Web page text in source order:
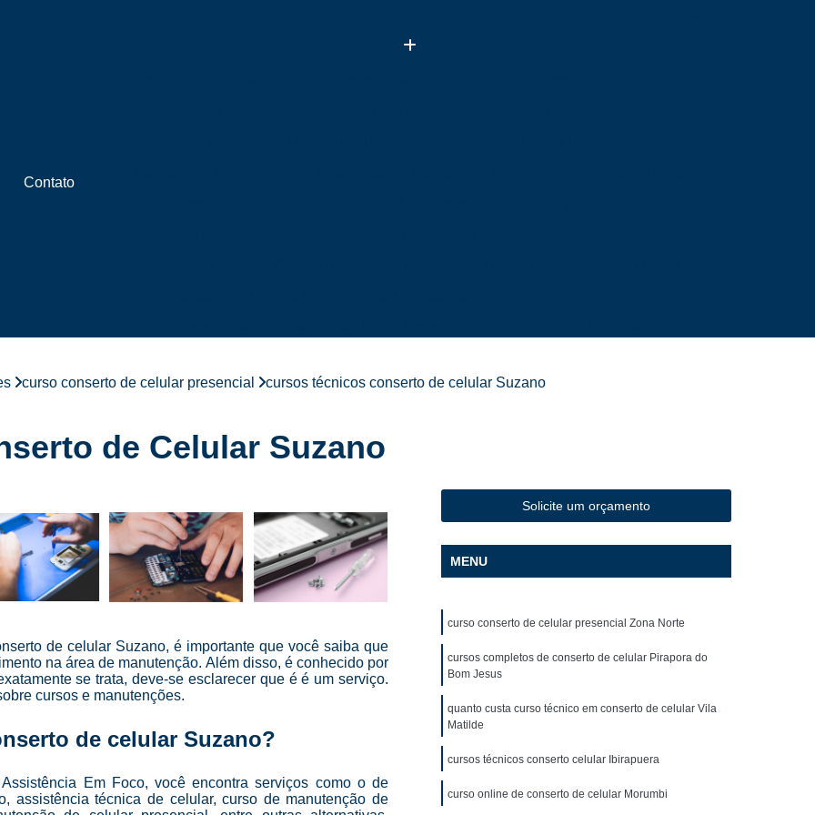
Contato
Assistência Técnica de Celular Próximo a Mim
Assistência Técnica Samsung Celular
Conserto de Celular em SP
Conserto de Celular Perto de Mim
Conserto de Celular Samsung
Conserto de Tela de Celular
Conserto Tela Celular
Conserto de Iphone
Conserto de Tela de Iphone
Conserto Face Id Iphone X
Conserto Iphone
Conserto Iphone em São Paulo
Conserto Iphone em SP
Conserto Tela Iphone
Conserto Tela Iphone 6
Conserto Tela Iphone X
Conserto Traseira Iphone 8
Conserto de Celular Curso
Curso Completo Manutenção e Conserto de Celular Versão 4.0
Curso Conserto e Manutenção de Celular
Curso de Conserto de Celular
Curso de Conserto de Celular em SP
Curso de Conserto de Celular Presencial
Curso de Conserto e Manutenção de Celular
curso conserto de celular presencial cursos técnicos conserto de celular Suzano
de Celular Suzano
de celular Suzano, é importante que você saiba que
na área de manutenção. Além disso, é conhecido por
se trata, deve-se esclarecer que é é um serviço.
cursos e manutenções.
de celular Suzano?
Em Foco, você encontra serviços como o de
assistência técnica de celular, curso de manutenção de
Solicite um orçamento
MENU
curso conserto de celular presencial Zona Norte
cursos completos de conserto de celular Pirapora do
Bom Jesus
quanto custa curso técnico em conserto de celular Vila
Matilde
cursos técnicos conserto celular Ibirapuera
curso online de conserto de celular Morumbi